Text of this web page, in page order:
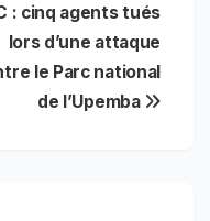
e
g
r
a
r
e
: cinq agents tués
lors d’une attaque
le Parc national
de l’Upemba